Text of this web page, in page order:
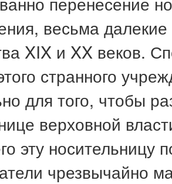
весьма далекие
XIX и XX веков.
странного
для того, чтобы
верховной
эту носительницу
чрезвычайно